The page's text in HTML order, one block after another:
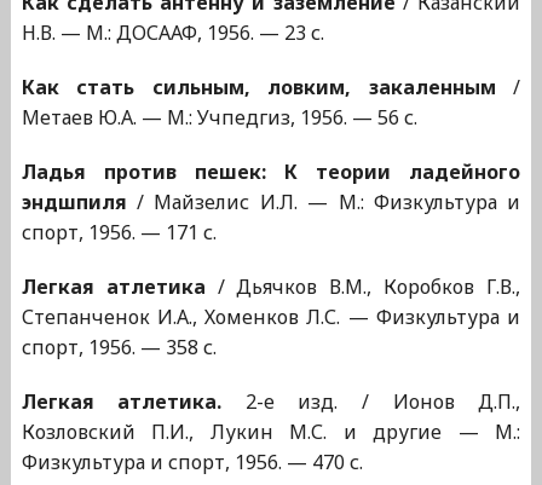
Н.В. — М.: ДОСААФ, 1956. — 23 с.
Как стать сильным, ловким, закаленным /
Метаев Ю.А. — М.: Учпедгиз, 1956. — 56 с.
Ладья против пешек: К теории ладейного
эндшпиля / Майзелис И.Л. — М.: Физкультура и
спорт, 1956. — 171 с.
Легкая атлетика / Дьячков В.М., Коробков Г.В.,
Степанченок И.А., Хоменков Л.С. — Физкультура и
спорт, 1956. — 358 с.
Легкая атлетика. 2-е изд. / Ионов Д.П.,
Козловский П.И., Лукин М.С. и другие — М.:
Физкультура и спорт, 1956. — 470 с.